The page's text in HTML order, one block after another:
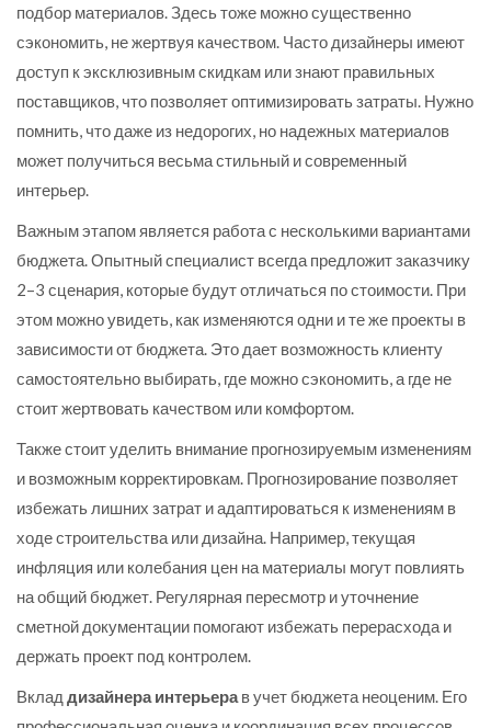
подбор материалов. Здесь тоже можно существенно
сэкономить, не жертвуя качеством. Часто дизайнеры имеют
доступ к эксклюзивным скидкам или знают правильных
поставщиков, что позволяет оптимизировать затраты. Нужно
помнить, что даже из недорогих, но надежных материалов
может получиться весьма стильный и современный
интерьер.
Важным этапом является работа с несколькими вариантами
бюджета. Опытный специалист всегда предложит заказчику
2–3 сценария, которые будут отличаться по стоимости. При
этом можно увидеть, как изменяются одни и те же проекты в
зависимости от бюджета. Это дает возможность клиенту
самостоятельно выбирать, где можно сэкономить, а где не
стоит жертвовать качеством или комфортом.
Также стоит уделить внимание прогнозируемым изменениям
и возможным корректировкам. Прогнозирование позволяет
избежать лишних затрат и адаптироваться к изменениям в
ходе строительства или дизайна. Например, текущая
инфляция или колебания цен на материалы могут повлиять
на общий бюджет. Регулярная пересмотр и уточнение
сметной документации помогают избежать перерасхода и
держать проект под контролем.
Вклад дизайнера интерьерав учет бюджета неоценим. Его